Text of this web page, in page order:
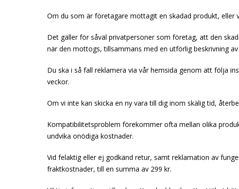
Om du som är företagare mottagit en skadad produkt,
Det gäller för såväl privatpersoner som företag, att den
när den mottogs, tillsammans med en utförlig beskrivning
Du ska i så fall reklamera via vår hemsida genom att följa
veckor.
Om vi inte kan skicka en ny vara till dig inom skälig tid,
Kompatibilitetsproblem förekommer ofta mellan olika
undvika onödiga kostnader.
Vid felaktig eller ej godkänd retur, samt reklamation av
fraktkostnader, till en summa av 299 kr.